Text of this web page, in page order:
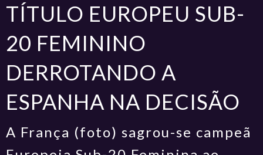
TÍTULO EUROPEU SUB-
20 FEMININO
DERROTANDO A
ESPANHA NA DECISÃO
A França (foto) sagrou-se campeã